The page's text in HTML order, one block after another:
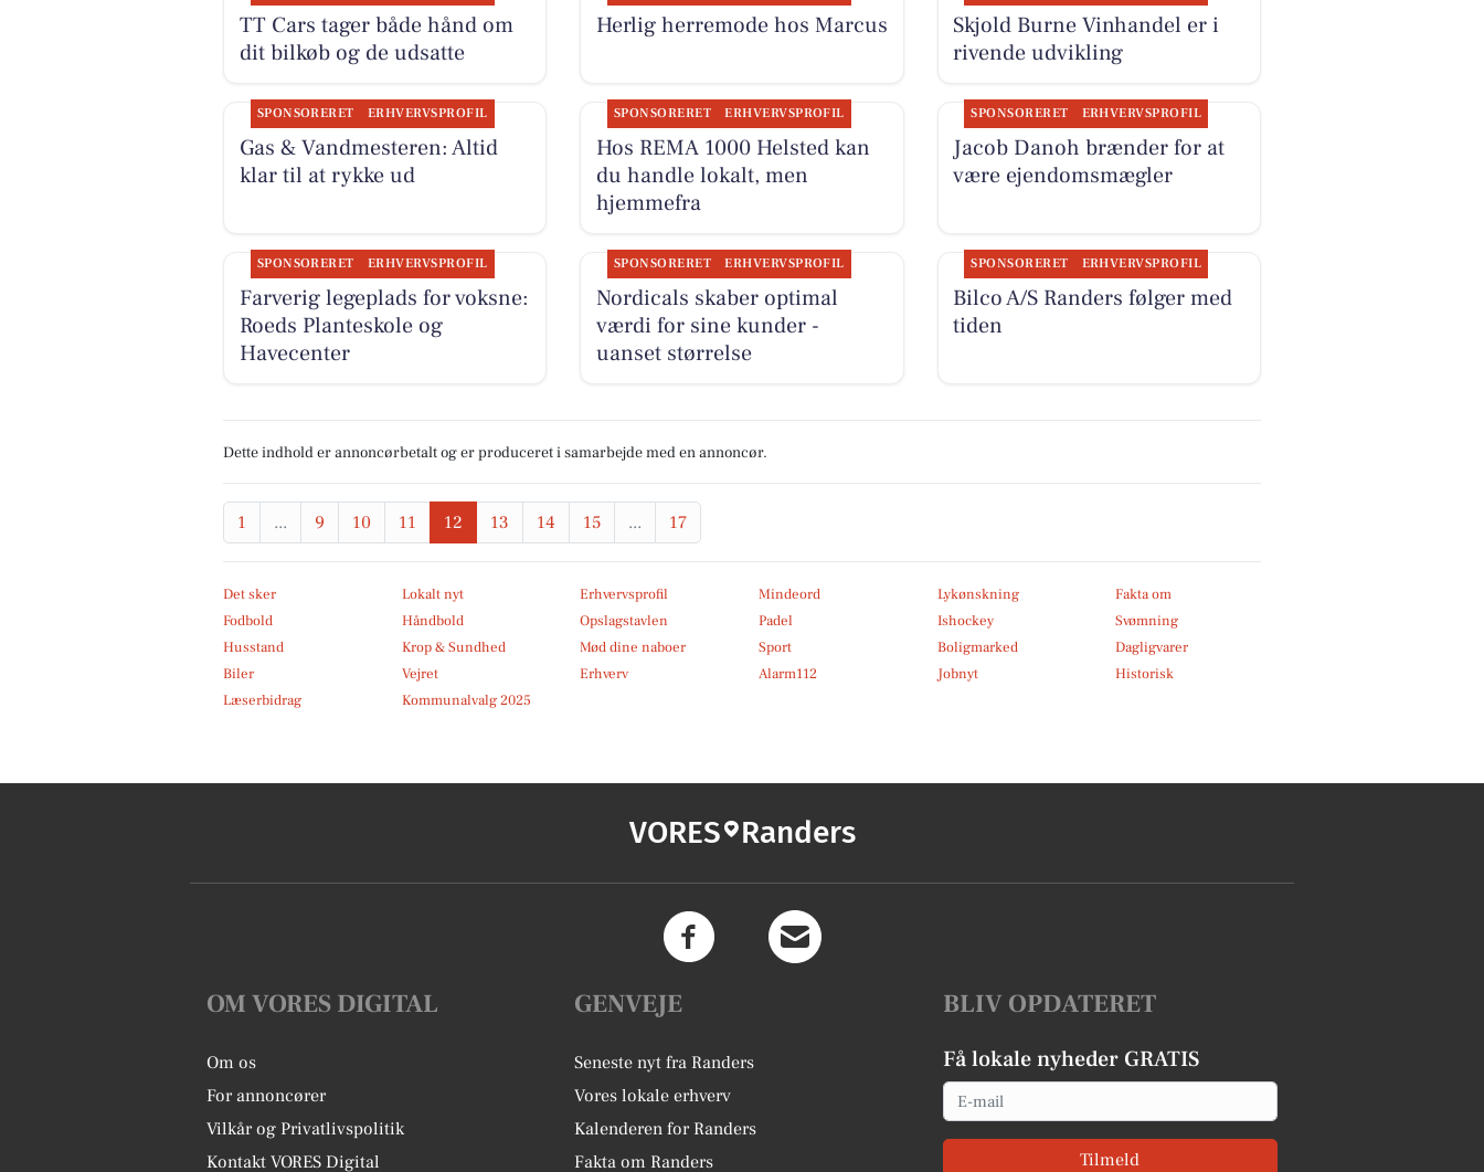
TT Cars tager både hånd om
dit bilkøb og de udsatte
Herlig herremode hos Marcus
Skjold Burne Vinhandel er i
rivende udvikling
SPONSORERET ERHVERVSPROFIL
Gas & Vandmesteren: Altid
klar til at rykke ud
SPONSORERET ERHVERVSPROFIL
Hos REMA 1000 Helsted kan
du handle lokalt, men
hjemmefra
SPONSORERET ERHVERVSPROFIL
Jacob Danoh brænder for at
være ejendomsmægler
SPONSORERET ERHVERVSPROFIL
Farverig legeplads for voksne:
Roeds Planteskole og
Havecenter
SPONSORERET ERHVERVSPROFIL
Nordicals skaber optimal
værdi for sine kunder -
uanset størrelse
SPONSORERET ERHVERVSPROFIL
Bilco A/S Randers følger med
tiden
Dette indhold er annoncørbetalt og er produceret i samarbejde med en annoncør.
1 ... 9 10 11 12 13 14 15 ... 17
Det sker Lokalt nyt Erhvervsprofil Mindeord Lykønskning
Fakta om
Fodbold
Håndbold Opslagstavlen Padel Ishockey
Svømning
Husstand
Krop & Sundhed Mød dine naboer Sport Boligmarked
Dagligvarer
Biler
Vejret Erhverv Alarm112 Jobnyt
Historisk
Læserbidrag
Kommunalvalg 2025
VORES Randers
OM VORES DIGITAL
Om os
For annoncører
Vilkår og Privatlivspolitik
Kontakt VORES Digital
GENVEJE
Seneste nyt fra Randers
Vores lokale erhverv
Kalenderen for Randers
Fakta om Randers
BLIV OPDATERET
Få lokale nyheder GRATIS
Email
Tilmeld